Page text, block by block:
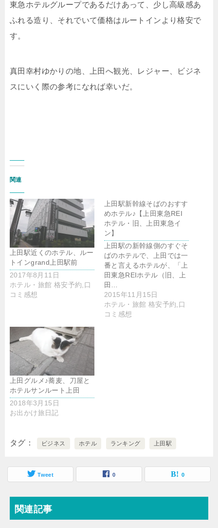
東急ホテルグループであるだけあって、少し高級感あ
ふれる造り、それでいて価格はルートインより格安で
す。
真田幸村ゆかりの地、上田へ観光、レジャー、ビジネ
スにいく際の参考になれば幸いだ。
関連
上田駅近くのホテル、ルー
トインgrand上田駅前
2017年8月11日
ホテル・旅館 格安予約,口
コミ感想
上田駅新幹線そばのおすす
めホテル♪【上田東急REI
ホテル・旧、上田東急イ
ン】
上田駅の新幹線側のすぐそ
ばのホテルで、上田では一
番と言えるホテルが、「上
田東急REIホテル（旧、上
田…
2015年11月15日
ホテル・旅館 格安予約,口
コミ感想
上田グルメ♪蕎麦、刀屋と
ホテルサンルート上田
2018年3月15日
お出かけ旅日記
タグ ビジネス ホテル ランキング 上田駅
Tweet 0 0
関連記事